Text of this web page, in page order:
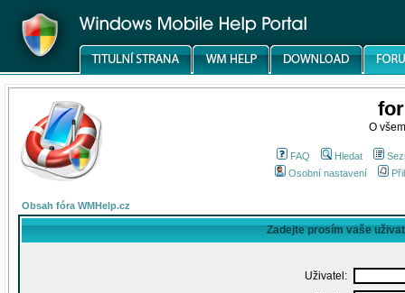
O
FAQ Hledat
Osobní nastavení
Obsah fóra WMHelp.cz
Zadejte prosím vaše
Uživatel: